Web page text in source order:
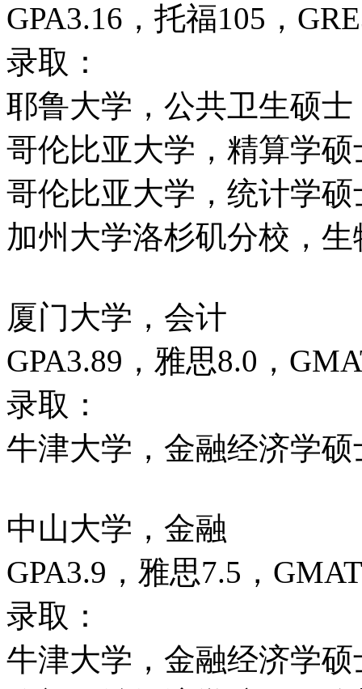
GPA3.16，托福105，
录取：
耶鲁大学，公共卫生硕
哥伦比亚大学，精算学硕
哥伦比亚大学，统计学硕
加州大学洛杉矶分校，
厦门大学，会计
GPA3.89，雅思8.0，
录取：
牛津大学，金融经济学硕
中山大学，金融
GPA3.9，雅思7.5，
录取：
牛津大学，金融经济学硕